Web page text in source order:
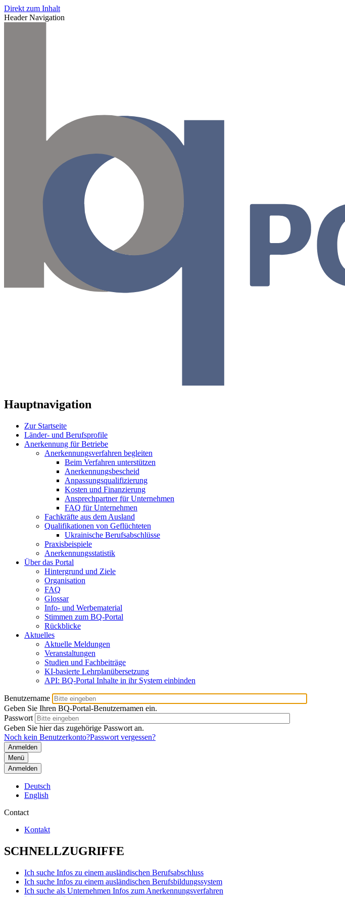
Direkt zum Inhalt
Header Navigation
Hauptnavigation
Zur Startseite
Länder- und Berufsprofile
Anerkennung für Betriebe
Anerkennungsverfahren begleiten
Beim Verfahren unterstützen
Anerkennungsbescheid
Anpassungsqualifizierung
Kosten und Finanzierung
Ansprechpartner für Unternehmen
FAQ für Unternehmen
Fachkräfte aus dem Ausland
Qualifikationen von Geflüchteten
Ukrainische Berufsabschlüsse
Praxisbeispiele
Anerkennungsstatistik
Über das Portal
Hintergrund und Ziele
Organisation
FAQ
Glossar
Info- und Werbematerial
Stimmen zum BQ-Portal
Rückblicke
Aktuelles
Aktuelle Meldungen
Veranstaltungen
Studien und Fachbeiträge
KI-basierte Lehrplanübersetzung
API: BQ-Portal Inhalte in ihr System einbinden
Benutzername
Geben Sie Ihren BQ-Portal-Benutzernamen ein.
Passwort
Geben Sie hier das zugehörige Passwort an.
Noch kein Benutzerkonto?Passwort vergessen?
Menü
Anmelden
Deutsch
English
Contact
Kontakt
SCHNELLZUGRIFFE
Ich suche Infos zu einem ausländischen Berufsabschluss
Ich suche Infos zu einem ausländischen Berufsbildungssystem
Ich suche als Unternehmen Infos zum Anerkennungsverfahren